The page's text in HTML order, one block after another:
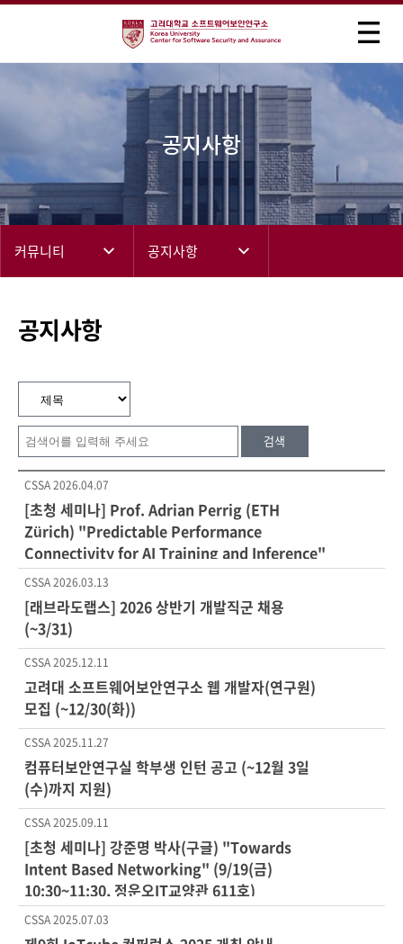
공지사항
커뮤니티 공지사항
공지사항
검색
CSSA2026.04.07
[초청 세미나] Prof. Adrian Perrig (ETH
Zürich) "Predictable Performance
Connectivity for AI Training and Inference"
(4/10(금) 10:30, 정운오IT교양관 519호)
CSSA2026.03.13
[래브라도랩스] 2026 상반기 개발직군 채용
(~3/31)
CSSA2025.12.11
고려대 소프트웨어보안연구소 웹 개발자(연구원)
모집 (~12/30(화))
CSSA2025.11.27
컴퓨터보안연구실 학부생 인턴 공고 (~12월 3일
(수)까지 지원)
CSSA2025.09.11
[초청 세미나] 강준명 박사(구글) "Towards
Intent Based Networking" (9/19(금)
10:30~11:30, 정운오IT교양관 611호)
CSSA2025.07.03